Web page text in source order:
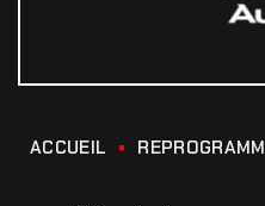
ACCUEIL